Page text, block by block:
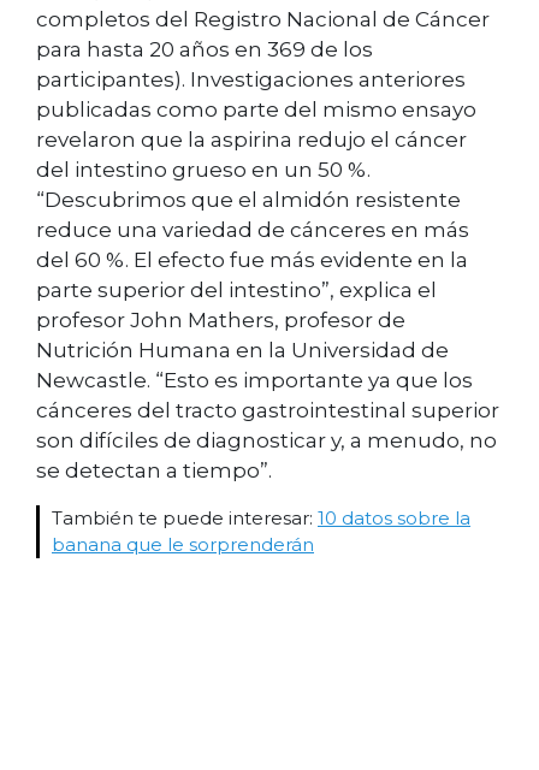
completos del Registro Nacional de Cáncer
para hasta 20 años en 369 de los
participantes). Investigaciones anteriores
publicadas como parte del mismo ensayo
revelaron que la aspirina redujo el cáncer
del intestino grueso en un 50 %.
“Descubrimos que el almidón resistente
reduce una variedad de cánceres en más
del 60 %. El efecto fue más evidente en la
parte superior del intestino”, explica el
profesor John Mathers, profesor de
Nutrición Humana en la Universidad de
Newcastle. “Esto es importante ya que los
cánceres del tracto gastrointestinal superior
son difíciles de diagnosticar y, a menudo, no
se detectan a tiempo”.
También te puede interesar: 10 datos sobre la
banana que le sorprenderán